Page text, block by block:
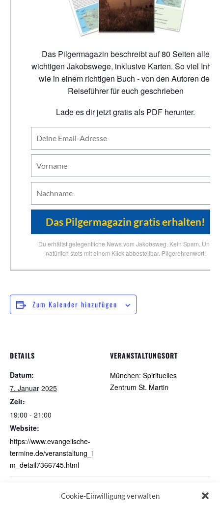
Cookie-Einwilligung verwalten
Das Pilgermagazin beschreibt auf 80 Seiten alle
wichtigen Jakobswege, inklusive Karten. So viel Inhalt
wie in einem richtigen Buch - von den Autoren der
Reiseführer für euch geschrieben
Lade es dir jetzt gratis als PDF herunter.
Du erhältst gelegentliche News vom Jakobsweg. Kein Spam. Und
natürlich stets mit einem Klick abbestellbar. Pilgerehrenwort!
Zum Kalender hinzufügen
DETAILS
Datum:
7. Januar 2025
Zeit:
19:00 - 21:00
Website:
https://www.evangelische-
termine.de/veranstaltung_i
m_detail7366745.html
VERANSTALTUNGSORT
München: Spirituelles
Zentrum St. Martin
Pilgertreff St. Martin in München Schweigend um die Alster